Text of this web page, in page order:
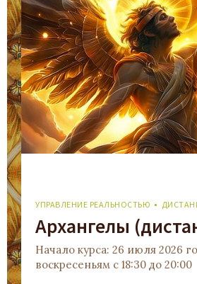
УПРАВЛЕНИЕ РЕАЛЬНОСТЬЮ
Архангелы
Начало курса: 26 июля 2026
воскресеньям с 18:30 до 20:00